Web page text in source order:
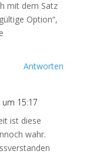
mit dem Satz
Option“,
Antworten
15:17
ist diese
wahr.